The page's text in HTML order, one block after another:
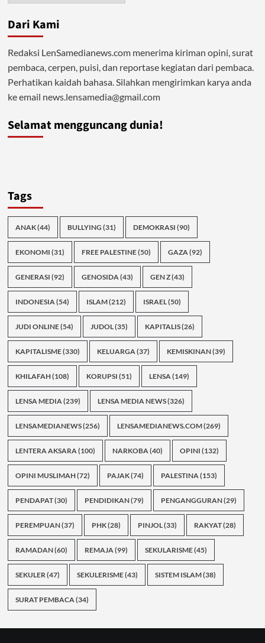
Dari Kami
Redaksi LenSamedianews.com menerima kiriman opini, surat
pembaca, cerpen, puisi, dan reportase kegiatan dari pembaca.
Perhatikan kaidah bahasa. Silahkan mengirimkan karya anda
ke email news.lensamedia@gmail.com
Selamat mengguncang dunia!
Tags
ANAK(44) BULLYING (31) DEMOKRASI (90)
EKONOMI (31) FREE PALESTINE(50) GAZA(92)
GENERASI (92) GENOSIDA(43) GEN Z(43)
INDONESIA(54) ISLAM(212) ISRAEL(50)
JUDI ONLINE(54) JUDOL(35) KAPITALIS(26)
KAPITALISME(330) KELUARGA(37) KEMISKINAN(39)
KHILAFAH(108) KORUPSI (51) LENSA(149)
LENSA MEDIA(239) LENSA MEDIA NEWS(326)
LENSAMEDIANEWS(256) LENSAMEDIANEWS.COM(269)
LENTERA AKSARA(100) NARKOBA(40) OPINI (132)
OPINI MUSLIMAH(72) PAJAK(74) PALESTINA(153)
PENDAPAT(30) PENDIDIKAN(79) PENGANGGURAN(29)
PEREMPUAN(37) PHK(28) PINJOL(33) RAKYAT(28)
RAMADAN(60) REMAJA(99) SEKULARISME(45)
SEKULER(47) SEKULERISME(43) SISTEM ISLAM(38)
SURAT PEMBACA(34)